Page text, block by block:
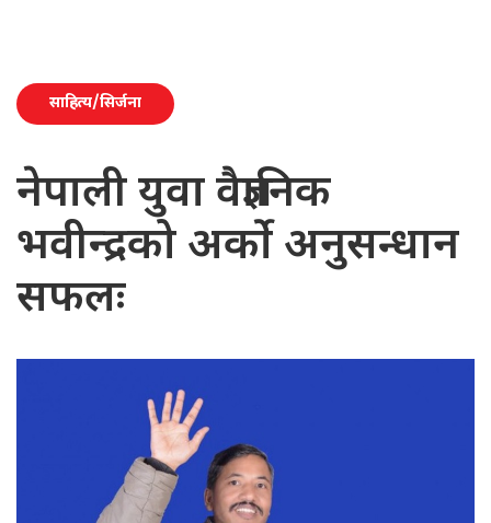
साहित्य/सिर्जना
नेपाली युवा वैज्ञानिक
भवीन्द्रको अर्को अनुसन्धान
सफलः